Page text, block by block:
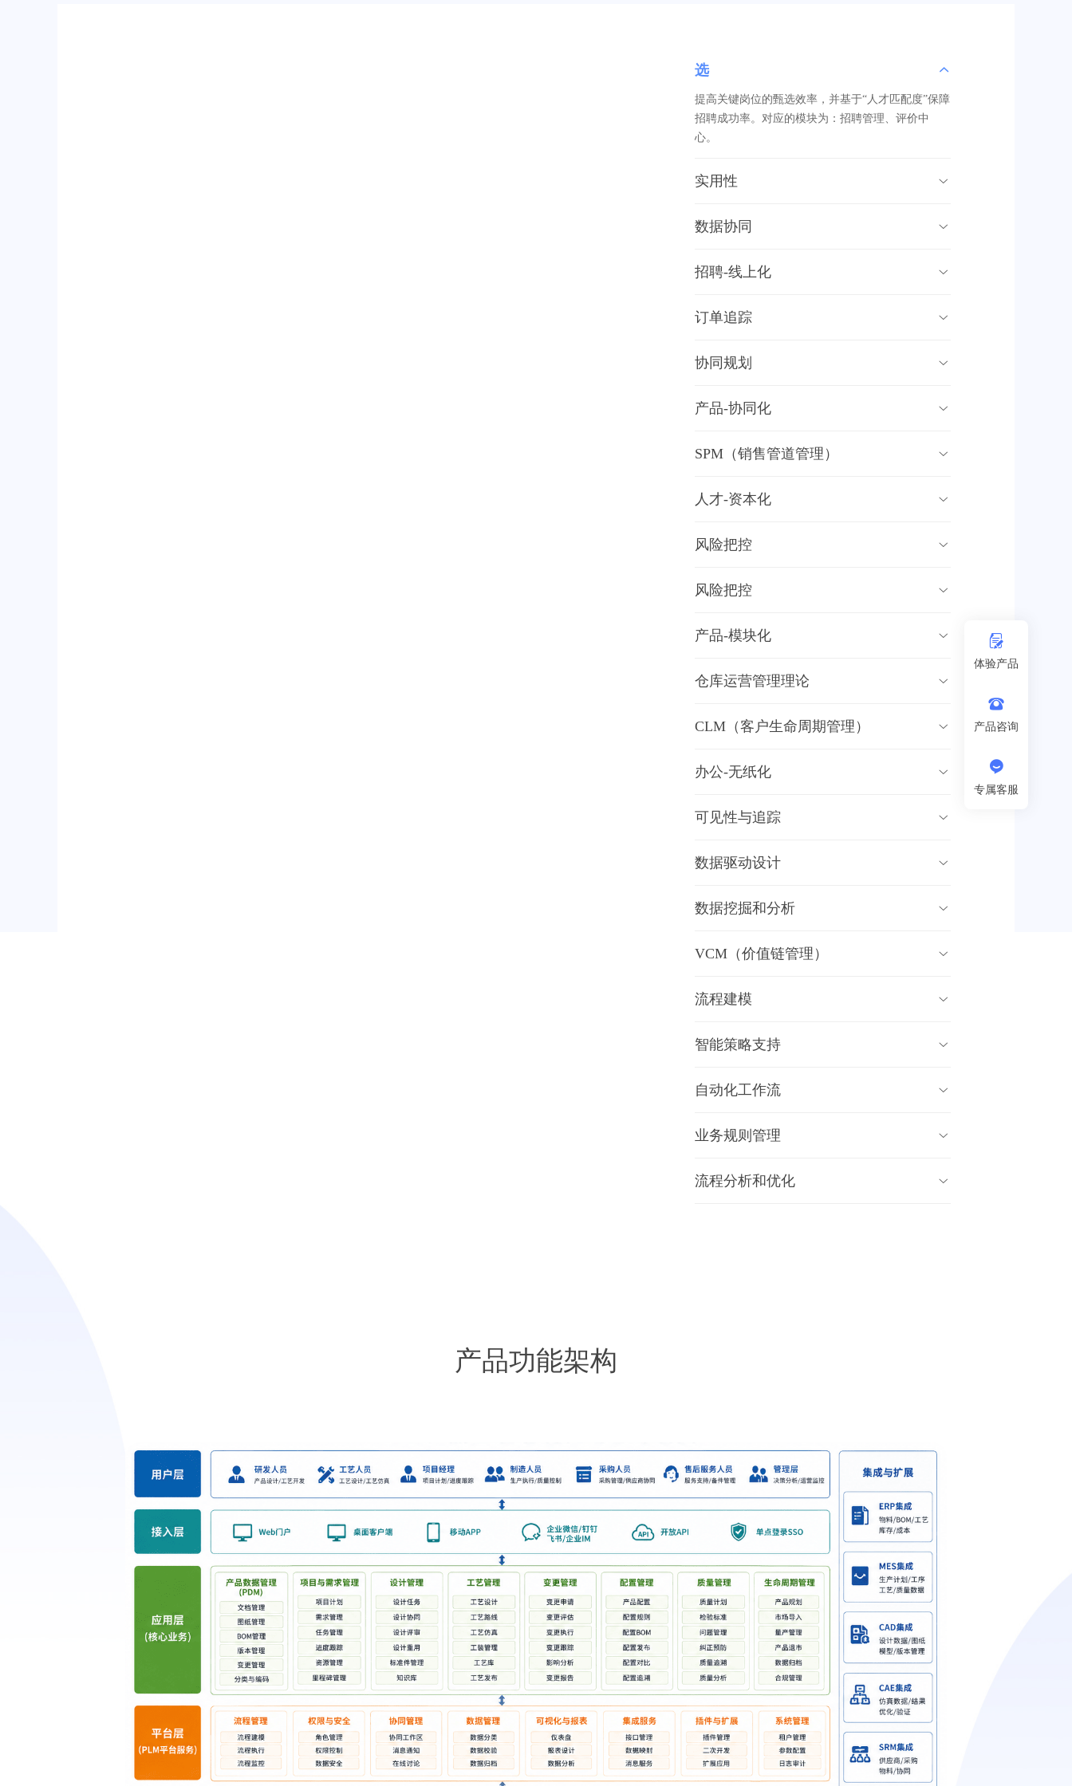
选 
提高关键岗位的甄选效率，并基于“人才匹配度”保障
招聘成功率。对应的模块为：招聘管理、评价中
心。
实用性 
数据协同 
招聘-线上化 
订单追踪 
协同规划 
产品-协同化 
SPM（销售管道管理） 
人才-资本化 
风险把控 
风险把控 
产品-模块化 
仓库运营管理理论 
CLM（客户生命周期管理） 
办公-无纸化 
可见性与追踪 
数据驱动设计 
数据挖掘和分析 
VCM（价值链管理） 
流程建模 
智能策略支持 
自动化工作流 
业务规则管理 
流程分析和优化 
产品功能架构

体验产品

产品咨询

专属客服